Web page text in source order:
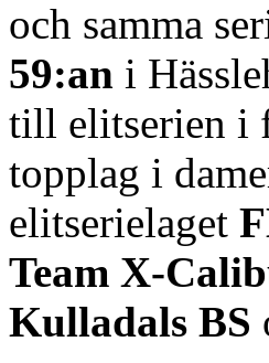
och samma
59:an i
till elitserien i
topplag i
elitserielaget
Team X-
Kulladals BS